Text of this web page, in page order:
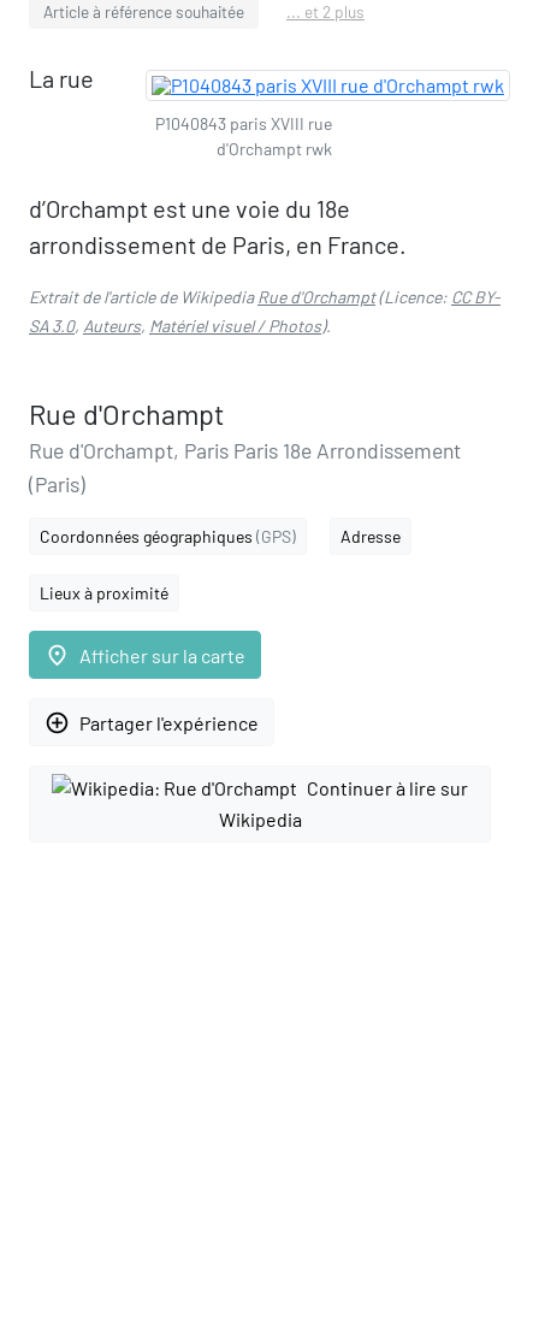
Article à référence souhaitée ... et 2 plus
P1040843 paris XVIII rue
d'Orchampt rwk
La rue
d’Orchampt est une voie du 18e
arrondissement de Paris, en France.
Extrait de l'article de WikipediaRue d'Orchampt(Licence: CC BY-
SA 3.0, Auteurs, Matériel visuel / Photos).
Rue d'Orchampt
Rue d'Orchampt, Paris Paris 18e Arrondissement
(Paris)
Coordonnées géographiques (GPS) Adresse
Lieux à proximité
place Afficher sur la carte
add_circle_outline Partager l'expérience
Continuer à lire sur
Wikipedia